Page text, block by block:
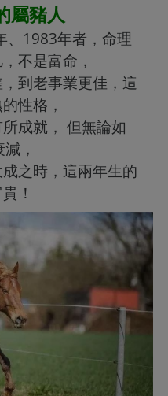
屬豬人
、1983年者，命理
不是富命，
到老事業更佳，這
性格，
成就， 但無論如
，
之時，這兩年生的
！